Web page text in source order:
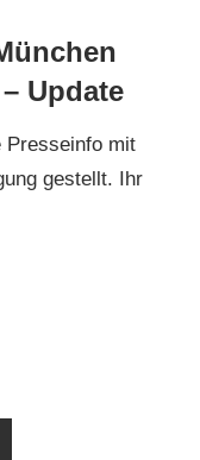
Update
Presseinfo mit
gestellt. Ihr